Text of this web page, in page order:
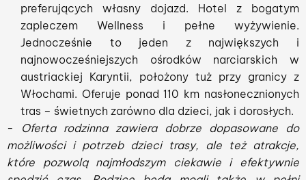
preferujących własny dojazd. Hotel z bogatym
zapleczem Wellness i pełne wyżywienie.
Jednocześnie to jeden z największych i
najnowocześniejszych ośrodków narciarskich w
austriackiej Karyntii, położony tuż przy granicy z
Włochami. Oferuje ponad 110 km nasłonecznionych
tras – świetnych zarówno dla dzieci, jak i dorosłych.
- Oferta rodzinna zawiera dobrze dopasowane do
możliwości i potrzeb dzieci trasy, ale też atrakcje,
które pozwolą najmłodszym ciekawie i efektywnie